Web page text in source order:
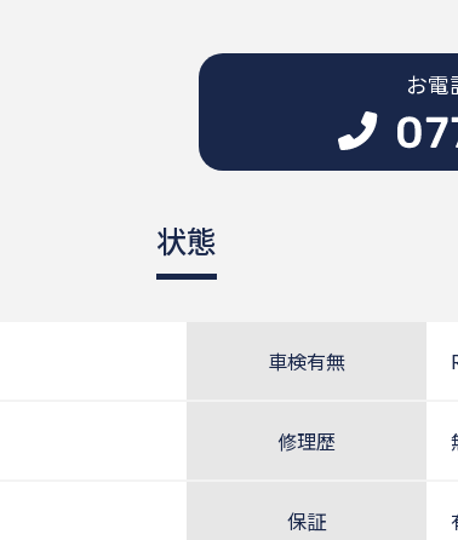
お電
状態
車検有無
修理歴
保証